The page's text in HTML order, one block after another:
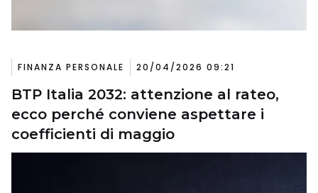
FINANZA PERSONALE 20/04/2026 09:21
BTP Italia 2032: attenzione al rateo,
ecco perché conviene aspettare i
coefficienti di maggio